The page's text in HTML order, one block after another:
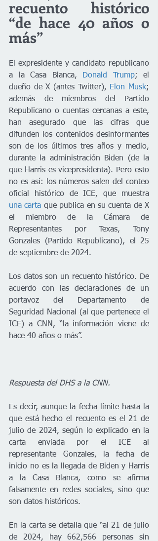
recuento histórico
“de hace 40 años o
más”
El expresidente y candidato republicano
a la Casa Blanca,
Donald Trump; el
dueño de X (antes Twitter), Elon Musk;
además de miembros del Partido
Republicano o cuentas cercanas a este,
han asegurado que las cifras que
difunden los contenidos desinformantes
son de los últimos tres años y medio,
durante la administración Biden (de la
que Harris es vicepresidenta). Pero esto
no es así: los números salen del conteo
una carta que publica en su cuenta de X
el miembro de la Cámara de
Representantes por Texas, Tony
Gonzales (Partido Republicano), el 25
de septiembre de 2024.
Los datos son un recuento histórico. De
acuerdo con las declaraciones de un
portavoz del Departamento de
Seguridad Nacional (al que pertenece el
ICE) a CNN, “la información viene de
hace 40 años o más”.
Respuesta del DHS a la CNN.
Es decir, aunque la fecha límite hasta la
que está hecho el recuento es el 21 de
julio de 2024, según lo explicado en la
carta enviada por el ICE al
representante Gonzales, la fecha de
inicio no es la llegada de Biden y Harris
a la Casa Blanca, como se afirma
falsamente en redes sociales, sino que
son datos históricos.
En la carta se detalla que “al 21 de julio
de 2024, hay 662,566 personas sin